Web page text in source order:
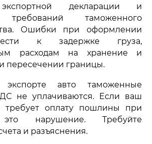
экспортной декларации и
требований таможенного
Ошибки при оформлении
к задержке груза,
расходам на хранение и
пересечении границы.
авто таможенные
не уплачиваются. Если ваш
требует оплату пошлины при
нарушение. Требуйте
и разъяснения.